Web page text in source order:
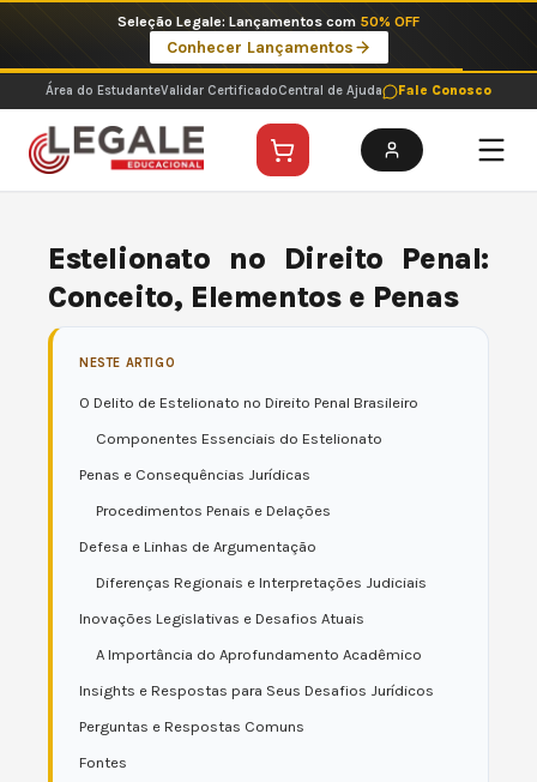
o
conteúdo
Seleção Legale: Lançamentos com 50% OFF
Conhecer Lançamentos
Área do EstudanteValidar CertificadoCentral de Ajuda Fale Conosco
Estelionato no Direito Penal:
Conceito, Elementos e Penas
NESTE ARTIGO
O Delito de Estelionato no Direito Penal Brasileiro
Componentes Essenciais do Estelionato
Penas e Consequências Jurídicas
Procedimentos Penais e Delações
Defesa e Linhas de Argumentação
Diferenças Regionais e Interpretações Judiciais
Inovações Legislativas e Desafios Atuais
A Importância do Aprofundamento Acadêmico
Insights e Respostas para Seus Desafios Jurídicos
Perguntas e Respostas Comuns
Fontes